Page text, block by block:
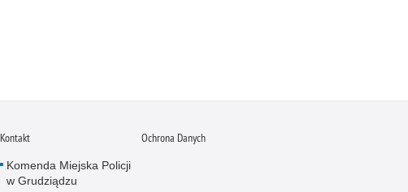
Kontakt
Komenda Miejska Policji
w Grudziądzu
Ochrona Danych